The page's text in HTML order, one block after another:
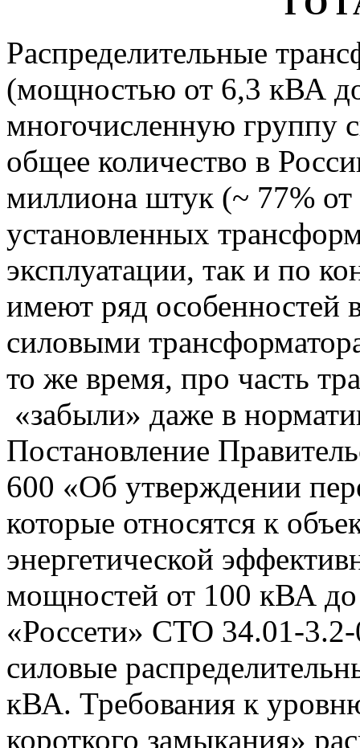
Распределительные
(мощностью от 6,3 кВА
многочисленную группу
общее количество в
миллиона штук (~ 77% от
установленных
эксплуатации, так и по
имеют ряд особенностей
силовыми
то же время, про часть
«забыли» даже в
Постановление
600 «Об утверждении
которые относятся к
энергетической
мощностей от 100 кВА
«Россети» СТО 34.01-
силовые
кВА. Требования к
короткого замыкания»